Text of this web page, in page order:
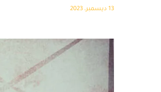
13 ديسمبر، 2023